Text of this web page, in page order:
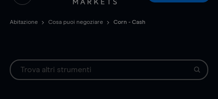
Abitazione Cosa puoi negoziare Corn - Cash